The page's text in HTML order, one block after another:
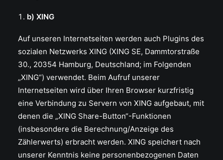
b) XING
Auf unseren Internetseiten werden auch Plugins des
sozialen Netzwerks XING (XING SE, Dammtorstraße
30., 20354 Hamburg, Deutschland; im Folgenden
„XING“) verwendet. Beim Aufruf unserer
Internetseiten wird über Ihren Browser kurzfristig
eine Verbindung zu Servern von XING aufgebaut, mit
denen die „XING Share-Button“-Funktionen
(insbesondere die Berechnung/Anzeige des
Zählerwerts) erbracht werden. XING speichert nach
unserer Kenntnis keine personenbezogenen Daten